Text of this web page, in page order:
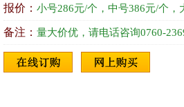
报价： 小号286元/个，中号386元/个，
备注： 量大价优，请电话咨询0760-